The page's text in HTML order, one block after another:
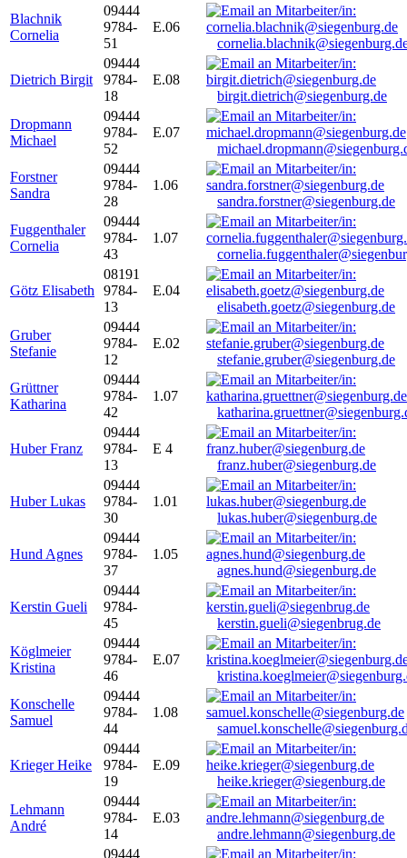
Blachnik
Cornelia
09444
9784-
51
E.06
Dietrich Birgit
09444
9784-
18
E.08
birgit.dietrich@siegenburg.de
Dropmann
Michael
09444
9784-
52
E.07
Forstner
Sandra
09444
9784-
28
1.06
sandra.forstner@siegenburg.de
Fuggenthaler
Cornelia
09444
9784-
43
1.07
Götz Elisabeth
08191
9784-
13
E.04
elisabeth.goetz@siegenburg.de
Gruber
Stefanie
09444
9784-
12
E.02
stefanie.gruber@siegenburg.de
Grüttner
Katharina
09444
9784-
42
1.07
Huber Franz
09444
9784-
13
E 4
franz.huber@siegenburg.de
Huber Lukas
09444
9784-
30
1.01
lukas.huber@siegenburg.de
Hund Agnes
09444
9784-
37
1.05
agnes.hund@siegenburg.de
Kerstin Gueli
09444
9784-
45
kerstin.gueli@siegenbrug.de
Köglmeier
Kristina
09444
9784-
46
E.07
Konschelle
Samuel
09444
9784-
44
1.08
Krieger Heike
09444
9784-
19
E.09
heike.krieger@siegenburg.de
Lehmann
André
09444
9784-
14
E.03
andre.lehmann@siegenburg.de
09444